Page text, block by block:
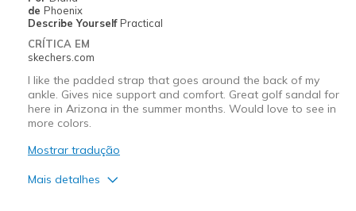
View On Shoes
I'm Into Shoes
de Phoenix
Describe Yourself Practical
CRÍTICA EM
skechers.com
I like the padded strap that goes around the back of my
ankle. Gives nice support and comfort. Great golf sandal for
here in Arizona in the summer months. Would love to see in
more colors.
Mostrar tradução
Mais detalhes